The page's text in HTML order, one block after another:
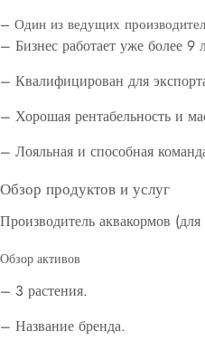
– Один из ведущих
– Бизнес работает уже более 9
– Квалифицирован для
– Хорошая рентабельность и
– Лояльная и способная
Обзор продуктов и услуг
Производитель аквакормов
Обзор активов
– 3 растения.
– Название бренда.